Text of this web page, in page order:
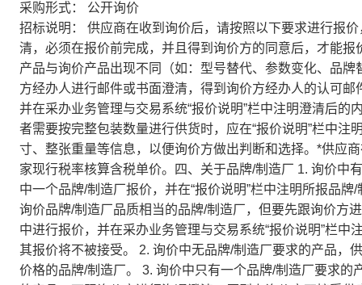
采购形式：
公开询价
招标说明：
供应商在收到询价后，请按照以下要求进行报
清，必须在报价前完成，并且得到询价方的同意后，才能
产品与询价产品出现不同（如：型号替代、参数变化、品
方经办人进行邮件或书面澄清，得到询价方经办人的认可
并在采办业务管理与交易系统“报价说明”栏中注明澄清后
者需要按完整包装数量进行供货时，应在“报价说明”栏中
寸、整张重量等信息，以便询价方做出判断和选择。*供应
家现行税率核算含税单价。四、关于品牌/制造厂 1. 询价中
中一个品牌/制造厂报价，并在“报价说明”栏中注明所报品
询价品牌/制造厂品质相当的品牌/制造厂，但要先跟询价方
中进行报价，并在采办业务管理与交易系统“报价说明”栏
其报价将不被接受。 2. 询价中无品牌/制造厂要求的产品，
价格的品牌/制造厂。 3. 询价中只有一个品牌/制造厂要求